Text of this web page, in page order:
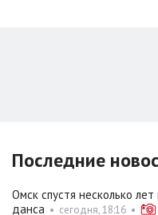
Последние
Омск спустя несколько
данса • сегодня, 18:16 •